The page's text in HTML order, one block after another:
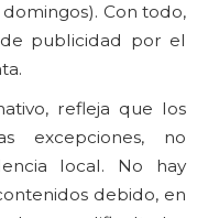
domingos). Con todo,
publicidad por el
refleja que los
excepciones, no
local. No hay
debido, en